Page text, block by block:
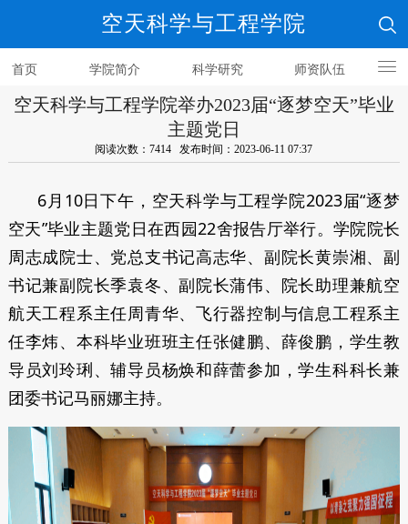
空天科学与工程学院
首页 学院简介 科学研究 师资队伍
人才培养
空天科学与工程学院举办2023届“逐梦空天”毕业
主题党日
阅读次数：7414 发布时间：2023-06-11 07:37